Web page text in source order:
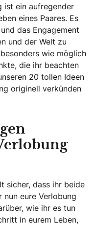
ist ein aufregender
eines Paares. Es
das Engagement
und der Welt zu
wie möglich
die ihr beachten
20 tollen Ideen
originell verkünden
sicher, dass ihr beide
eure Verlobung
wie ihr es tun
in eurem Leben,